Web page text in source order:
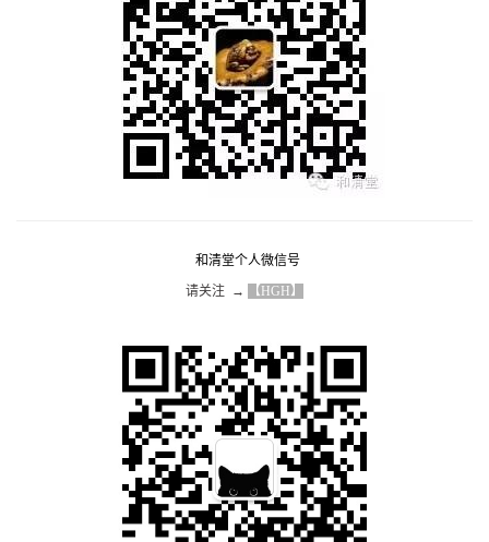
和清堂个人微信号
请关注  → 【HGH】